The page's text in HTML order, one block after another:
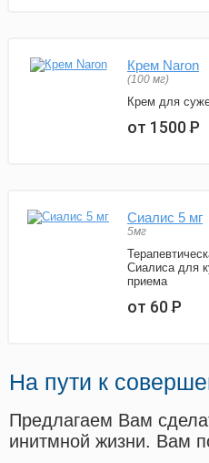
Крем Naron
(100 мг)
Крем для
от 1500Р
Сиалис 5 мг
5мг
Сиалиса для
приема
от 60Р
На пути к
Предлагаем Вам
инитмной жизни. Вам